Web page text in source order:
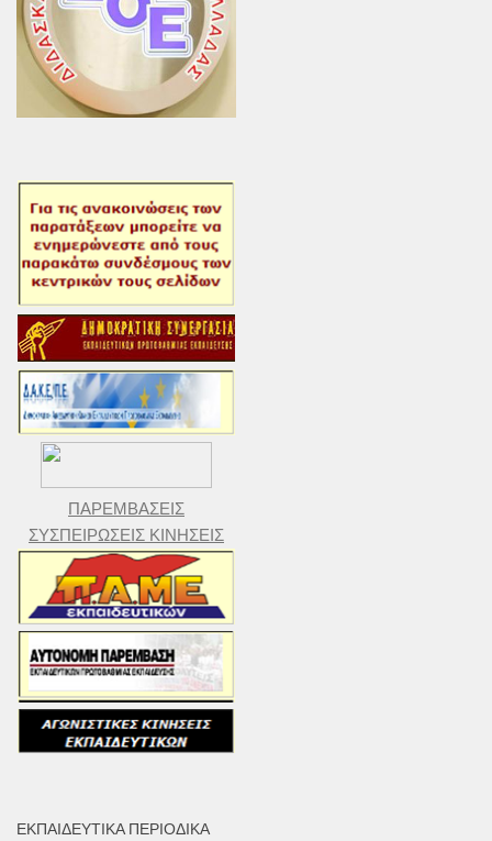
ΠΑΡΕΜΒΑΣΕΙΣ
ΣΥΣΠΕΙΡΩΣΕΙΣ ΚΙΝΗΣΕΙΣ
ΕΚΠΑΙΔΕΥΤΙΚΆ ΠΕΡΙΟΔΙΚΆ